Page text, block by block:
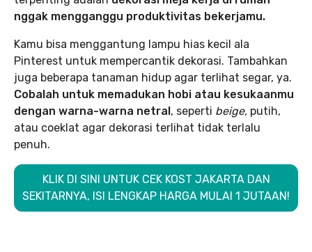
nggak mengganggu produktivitas bekerjamu.
Kamu bisa menggantung lampu hias kecil ala
Pinterest untuk mempercantik dekorasi. Tambahkan
juga beberapa tanaman hidup agar terlihat segar, ya.
Cobalah untuk memadukan hobi atau kesukaanmu
dengan warna-warna netral, seperti beige, putih,
atau coeklat agar dekorasi terlihat tidak terlalu
penuh.
KLIK DI SINI UNTUK CEK KOST JAKARTA DAN
SEKITARNYA, ISI LENGKAP HARGA MULAI 1 JUTAAN!